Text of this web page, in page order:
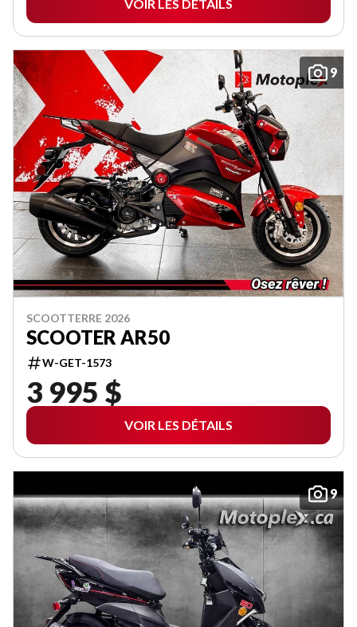
VOIR LES DÉTAILS
9
SCOOTTERRE 2026
SCOOTER AR50
W-GET-1573
3 995 $
VOIR LES DÉTAILS
9